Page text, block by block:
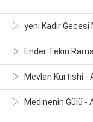
yeni Kadir Gecesi
Ender Tekin
Mevlan Kurtishi -
Medinenin Gülü -